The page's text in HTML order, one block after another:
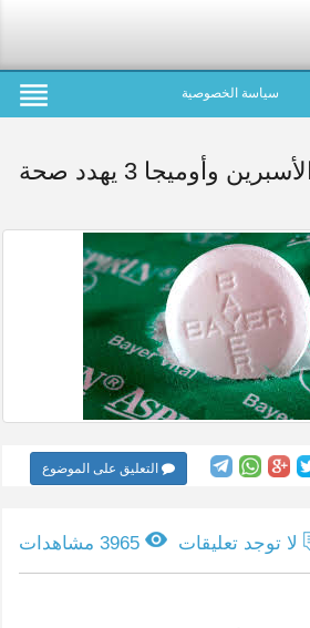
سياسة الخصوصية
دراسة: الجمع بين الأسبرين وأوميجا 3 يهدد صحة
التعليق على الموضوع
لا توجد تعليقات 3965 مشاهدات